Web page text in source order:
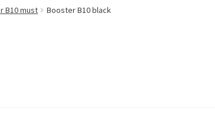
B10 must Booster B10 black